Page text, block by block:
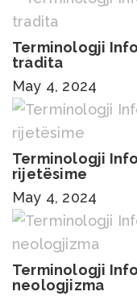
Terminologji
tradita
May 4, 2024
Terminologji
rijetësime
May 4, 2024
Terminologji
neologjizma